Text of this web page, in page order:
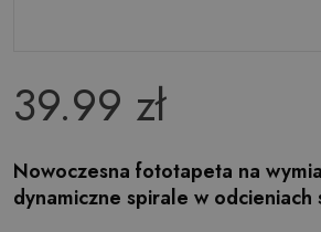
39.99 zł
Nowoczesna fototapeta na
dynamiczne spirale w odcieniach